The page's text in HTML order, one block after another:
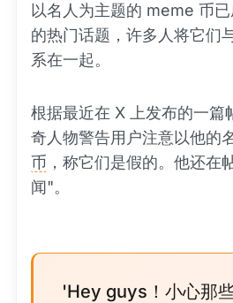
以名人为主题的 meme 币
的热门话题，许多人将它们
系在一起。
根据最近在 X 上发布的一篇
奇人物警告用户注意以他的
币 ，称它们是假的。他还在
闻"。
'Hey guys！小心那